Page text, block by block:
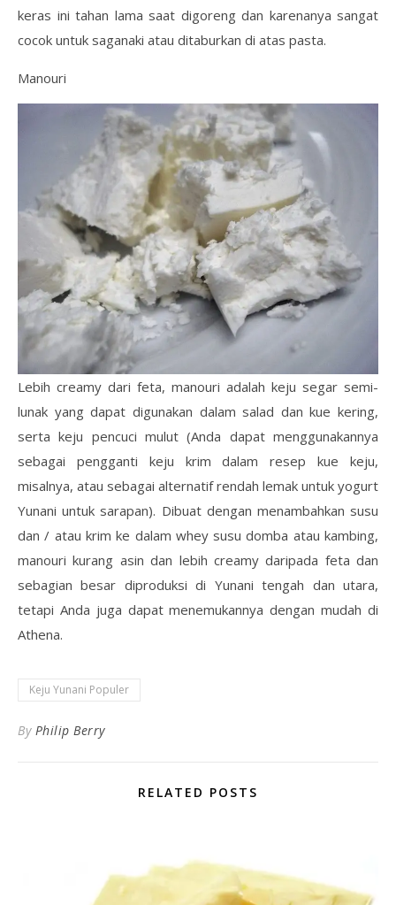
keras ini tahan lama saat digoreng dan karenanya sangat
cocok untuk saganaki atau ditaburkan di atas pasta.
Manouri
Lebih creamy dari feta, manouri adalah keju segar semi-
lunak yang dapat digunakan dalam salad dan kue kering,
serta keju pencuci mulut (Anda dapat menggunakannya
sebagai pengganti keju krim dalam resep kue keju,
misalnya, atau sebagai alternatif rendah lemak untuk yogurt
Yunani untuk sarapan). Dibuat dengan menambahkan susu
dan / atau krim ke dalam whey susu domba atau kambing,
manouri kurang asin dan lebih creamy daripada feta dan
sebagian besar diproduksi di Yunani tengah dan utara,
tetapi Anda juga dapat menemukannya dengan mudah di
Athena.
Keju Yunani Populer
By Philip Berry
RELATED POSTS